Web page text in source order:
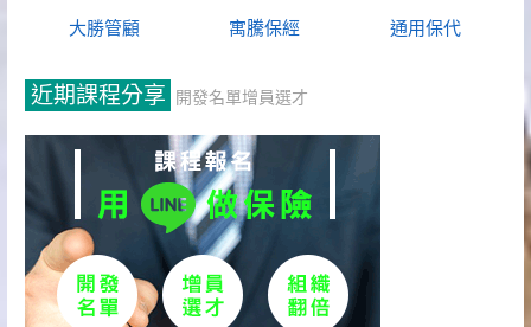
大勝管顧 寓騰保經 通用保代
近期課程分享 開發名單增員選才